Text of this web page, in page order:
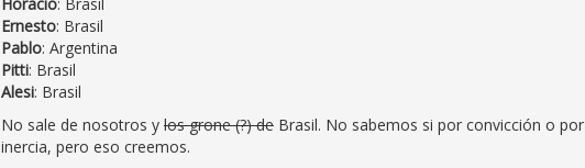
Ernesto: Brasil
Pablo: Argentina
Pitti: Brasil
Alesi: Brasil
No sale de nosotros y los grone (?) de Brasil. No sabemos si por convicción o por
inercia, pero eso creemos.